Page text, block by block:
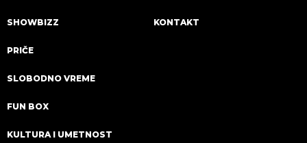
SHOWBIZZ
PRIČE
SLOBODNO VREME
FUN BOX
KULTURA I UMETNOST
KONTAKT